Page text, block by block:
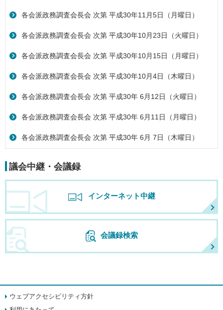
各会派政務調査会長会 次第 平成30年11月5日（月曜日）
各会派政務調査会長会 次第 平成30年10月23日（火曜日）
各会派政務調査会長会 次第 平成30年10月15日（月曜日）
各会派政務調査会長会 次第 平成30年10月4日（木曜日）
各会派政務調査会長会 次第 平成30年 6月12日（火曜日）
各会派政務調査会長会 次第 平成30年 6月11日（月曜日）
各会派政務調査会長会 次第 平成30年 6月 7日（木曜日）
議会中継・会議録
インターネット中継
会議録検索
ウェブアクセシビリティ方針